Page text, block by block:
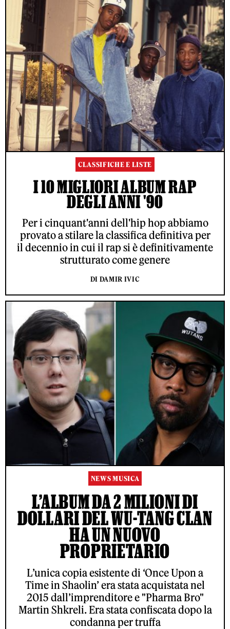
CLASSIFICHE E LISTE
I 10 MIGLIORI ALBUM RAP
DEGLI ANNI '90
Per i cinquant'anni dell'hip hop abbiamo
provato a stilare la classifica definitiva per
il decennio in cui il rap si è definitivamente
strutturato come genere
DI DAMIR IVIC
NEWS MUSICA
L’ALBUM DA 2 MILIONI DI
DOLLARI DEL WU-TANG CLAN
HA UN NUOVO
PROPRIETARIO
L’unica copia esistente di ‘Once Upon a
Time in Shaolin’ era stata acquistata nel
2015 dall’imprenditore e "Pharma Bro"
Martin Shkreli. Era stata confiscata dopo la
condanna per truffa